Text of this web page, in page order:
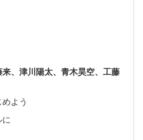
、津川陽太、青木昊空、工藤
よう